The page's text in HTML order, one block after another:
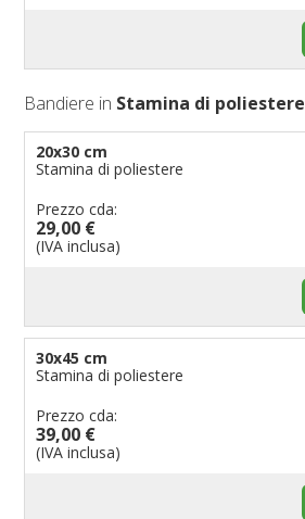
Bandiere in Stamina di poliestere
20x30 cm
Stamina di poliestere
Prezzo cda:
29,00 €
(IVA inclusa)
30x45 cm
Stamina di poliestere
Prezzo cda:
39,00 €
(IVA inclusa)